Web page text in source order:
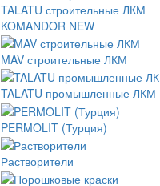
TALATU строительные ЛКМ
KOMANDOR NEW
MAV строительные ЛКМ
TALATU промышленные ЛКМ
PERMOLIT (Турция)
Растворители